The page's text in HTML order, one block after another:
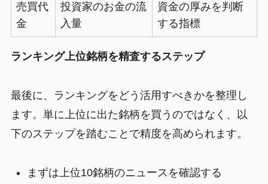
売買代
金
投資家のお金の流
入量
資金の厚みを判断
する指標
ランキング上位銘柄を精査するステップ
最後に、ランキングをどう活用すべきかを整理し
ます。単に上位に出た銘柄を買うのではなく、以
下のステップを踏むことで精度を高められます。
まずは上位10銘柄のニュースを確認する